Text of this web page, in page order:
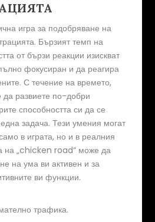
игра за подобряване на
Бързият темп на
от бързи реакции изискват
фокусиран и да реагира
С течение на времето,
развиете по-добри
способността си да се
задача. Тези умения могат
в играта, но и в реалния
на „chicken road“ може да
на ума ви активен и за
ви функции.
трафика.